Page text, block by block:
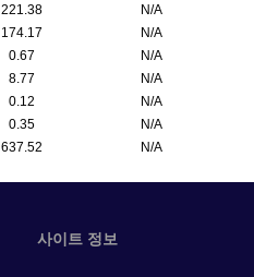
221.38 N/A
174.17 N/A
0.67 N/A
8.77 N/A
0.12 N/A
0.35 N/A
637.52 N/A
사이트 정보